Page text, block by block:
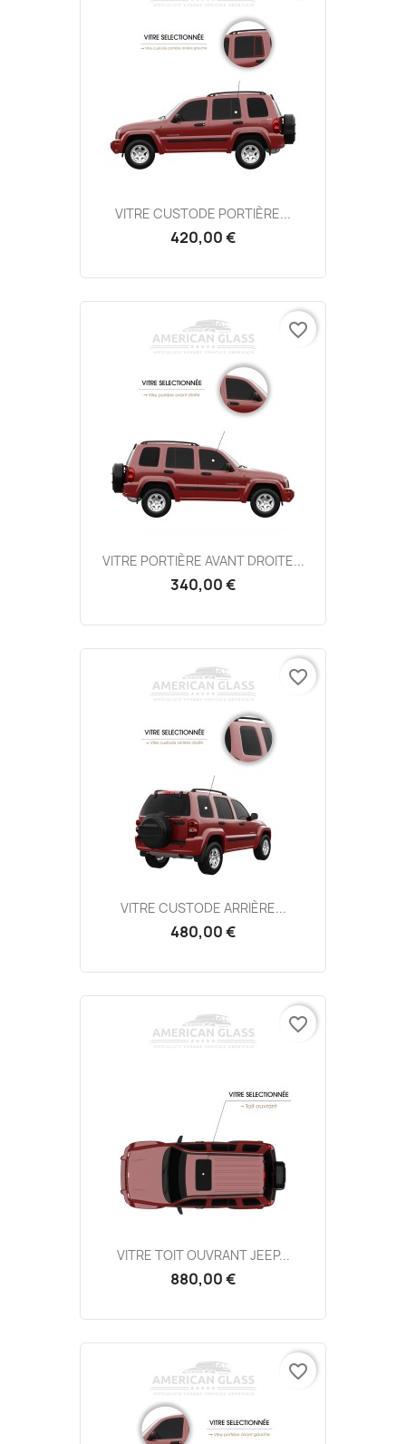
VITRE CUSTODE PORTIÈRE...
420,00 €
VITRE PORTIÈRE AVANT DROITE...
340,00 €
favorite_border
VITRE CUSTODE ARRIÈRE...
480,00 €
favorite_border
VITRE TOIT OUVRANT JEEP...
880,00 €
favorite_border
favorite_border